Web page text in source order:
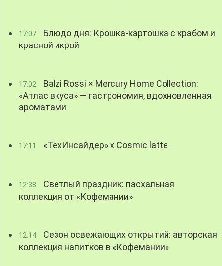
17:07
Блюдо дня: Крошка-картошка с крабом и
красной икрой
17:02
Balzi Rossi × Mercury Home Collection:
«Атлас вкуса» — гастрономия, вдохновленная
ароматами
17:11 «ТехИнсайдер» х Cosmic latte
12:38
Светлый праздник: пасхальная
коллекция от «Кофемании»
12:14
Сезон освежающих открытий: авторская
коллекция напитков в «Кофемании»